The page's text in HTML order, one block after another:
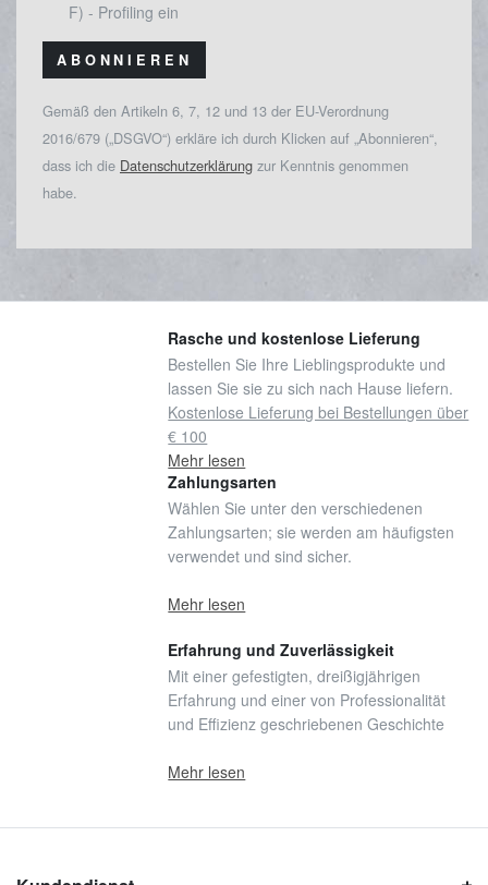
F) - Profiling ein
ABONNIEREN
Gemäß den Artikeln 6, 7, 12 und 13 der EU-Verordnung
2016/679 („DSGVO“) erkläre ich durch Klicken auf „Abonnieren“,
dass ich die Datenschutzerklärung zur Kenntnis genommen
habe.
Rasche und kostenlose Lieferung
Bestellen Sie Ihre Lieblingsprodukte und
lassen Sie sie zu sich nach Hause liefern.
Kostenlose Lieferung bei Bestellungen über
€ 100
Mehr lesen
Zahlungsarten
Wählen Sie unter den verschiedenen
Zahlungsarten; sie werden am häufigsten
verwendet und sind sicher.
Mehr lesen
Erfahrung und Zuverlässigkeit
Mit einer gefestigten, dreißigjährigen
Erfahrung und einer von Professionalität
und Effizienz geschriebenen Geschichte
Mehr lesen